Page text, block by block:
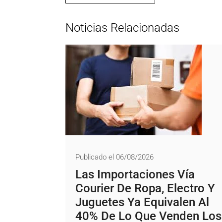
Noticias Relacionadas
Publicado el 06/08/2026
Las Importaciones Vía
Courier De Ropa, Electro Y
Juguetes Ya Equivalen Al
40% De Lo Que Venden Los